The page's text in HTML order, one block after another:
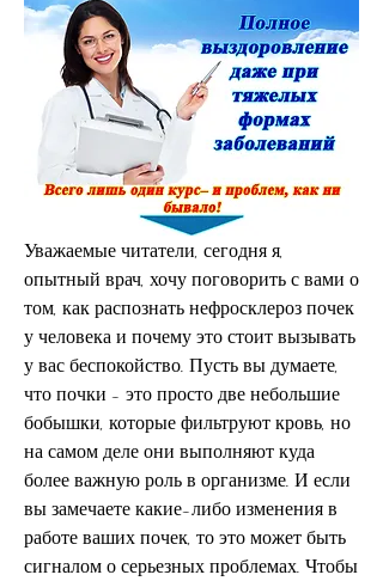
Уважаемые читатели, сегодня я,
опытный врач, хочу поговорить с вами о
том, как распознать нефросклероз почек
у человека и почему это стоит вызывать
у вас беспокойство. Пусть вы думаете,
что почки - это просто две небольшие
бобышки, которые фильтруют кровь, но
на самом деле они выполняют куда
более важную роль в организме. И если
вы замечаете какие-либо изменения в
работе ваших почек, то это может быть
сигналом о серьезных проблемах. Чтобы